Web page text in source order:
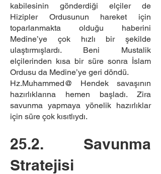
kabilesinin gönderdiği elçiler de
Hizipler Ordusunun hareket için
toparlanmakta olduğu haberini
Medine’ye çok hızlı bir şekilde
ulaştırmışlardı. Beni Mustalik
elçilerinden kısa bir süre sonra İslam
Ordusu da Medine’ye geri döndü.
Hz.Muhammed@ Hendek savaşının
hazırlıklarına hemen başladı. Zira
savunma yapmaya yönelik hazırlıklar
için süre çok kısıtlıydı.
25.2. Savunma
Stratejisi